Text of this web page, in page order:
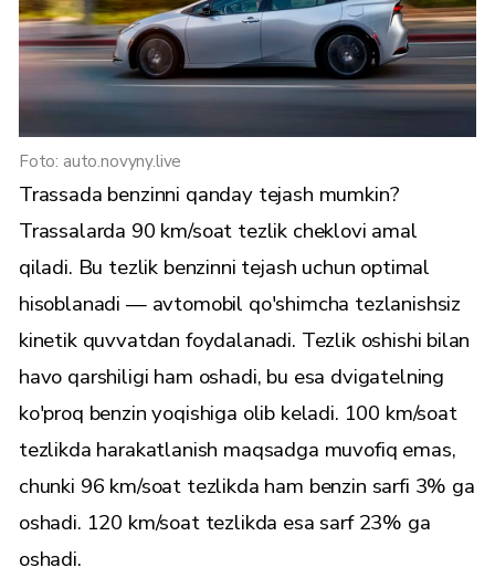
Foto: auto.novyny.live
Trassada benzinni qanday tejash mumkin?
Trassalarda 90 km/soat tezlik cheklovi amal
qiladi. Bu tezlik benzinni tejash uchun optimal
hisoblanadi — avtomobil qo'shimcha tezlanishsiz
kinetik quvvatdan foydalanadi. Tezlik oshishi bilan
havo qarshiligi ham oshadi, bu esa dvigatelning
ko'proq benzin yoqishiga olib keladi. 100 km/soat
tezlikda harakatlanish maqsadga muvofiq emas,
chunki 96 km/soat tezlikda ham benzin sarfi 3% ga
oshadi. 120 km/soat tezlikda esa sarf 23% ga
oshadi.